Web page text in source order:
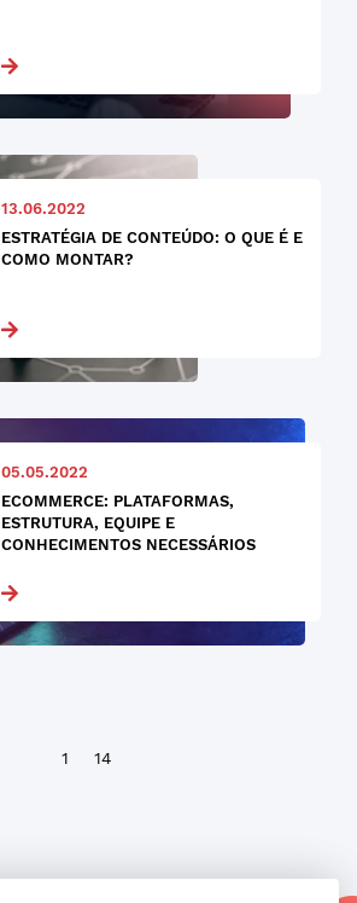
13.06.2022
ESTRATÉGIA DE CONTEÚDO: O QUE É E
COMO MONTAR?
05.05.2022
ECOMMERCE: PLATAFORMAS,
ESTRUTURA, EQUIPE E
CONHECIMENTOS NECESSÁRIOS
1 14